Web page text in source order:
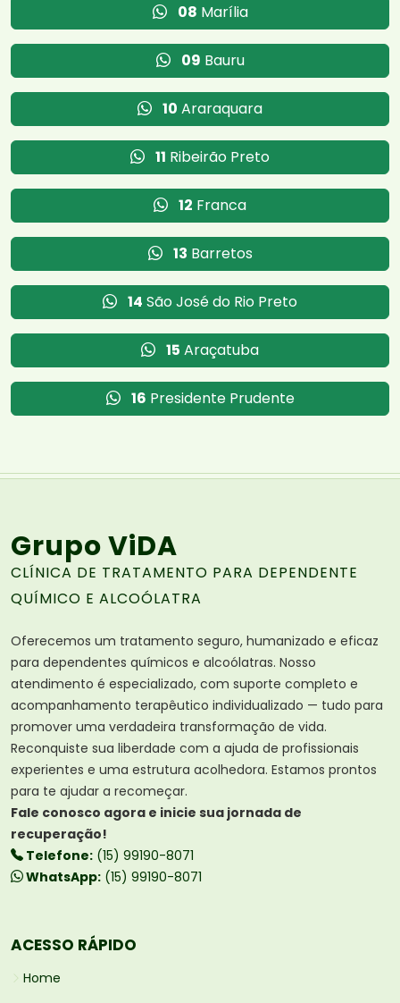
08 Marília
09 Bauru
10 Araraquara
11 Ribeirão Preto
12 Franca
13 Barretos
14 São José do Rio Preto
15 Araçatuba
16 Presidente Prudente
Grupo ViDA
CLÍNICA DE TRATAMENTO PARA DEPENDENTE
QUÍMICO E ALCOÓLATRA
Oferecemos um tratamento seguro, humanizado e eficaz
para dependentes químicos e alcoólatras. Nosso
atendimento é especializado, com suporte completo e
acompanhamento terapêutico individualizado — tudo para
promover uma verdadeira transformação de vida.
Reconquiste sua liberdade com a ajuda de profissionais
experientes e uma estrutura acolhedora. Estamos prontos
para te ajudar a recomeçar.
Fale conosco agora e inicie sua jornada de
recuperação!
Telefone: (15) 99190-8071
WhatsApp: (15) 99190-8071
ACESSO RÁPIDO
Home